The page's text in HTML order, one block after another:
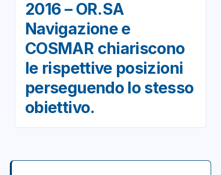
2016 – OR.SA
Navigazione e
COSMAR chiariscono
le rispettive posizioni
perseguendo lo stesso
obiettivo.